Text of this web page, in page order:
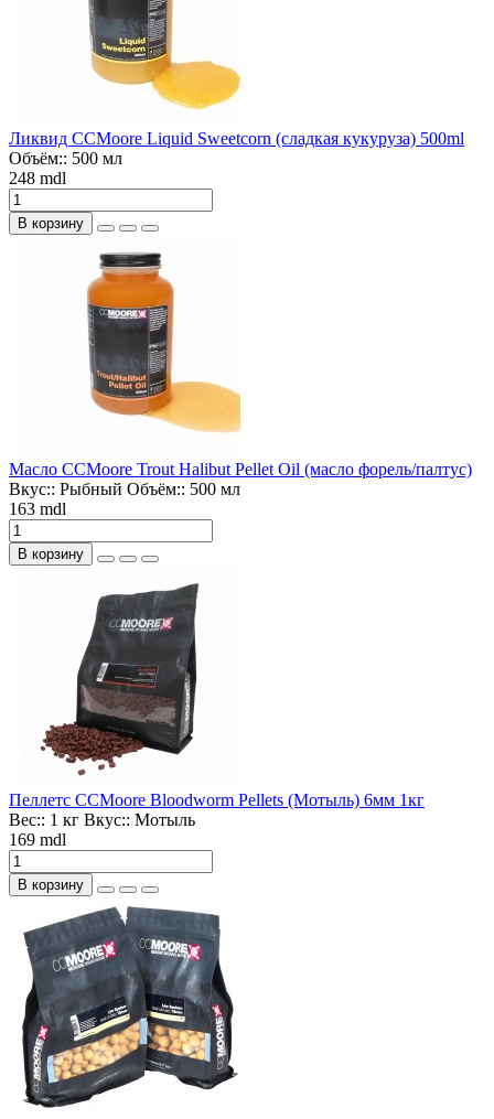
Ликвид CCMoore Liquid Sweetcorn (сладкая кукуруза) 500ml
Объём:: 500 мл
248 mdl
В корзину
Масло CCMoore Trout Halibut Pellet Oil (масло форель/палтус)
Вкус:: Рыбный Объём:: 500 мл
163 mdl
В корзину
Пеллетс CCMoore Bloodworm Pellets (Мотыль) 6мм 1кг
Вес:: 1 кг Вкус:: Мотыль
169 mdl
В корзину